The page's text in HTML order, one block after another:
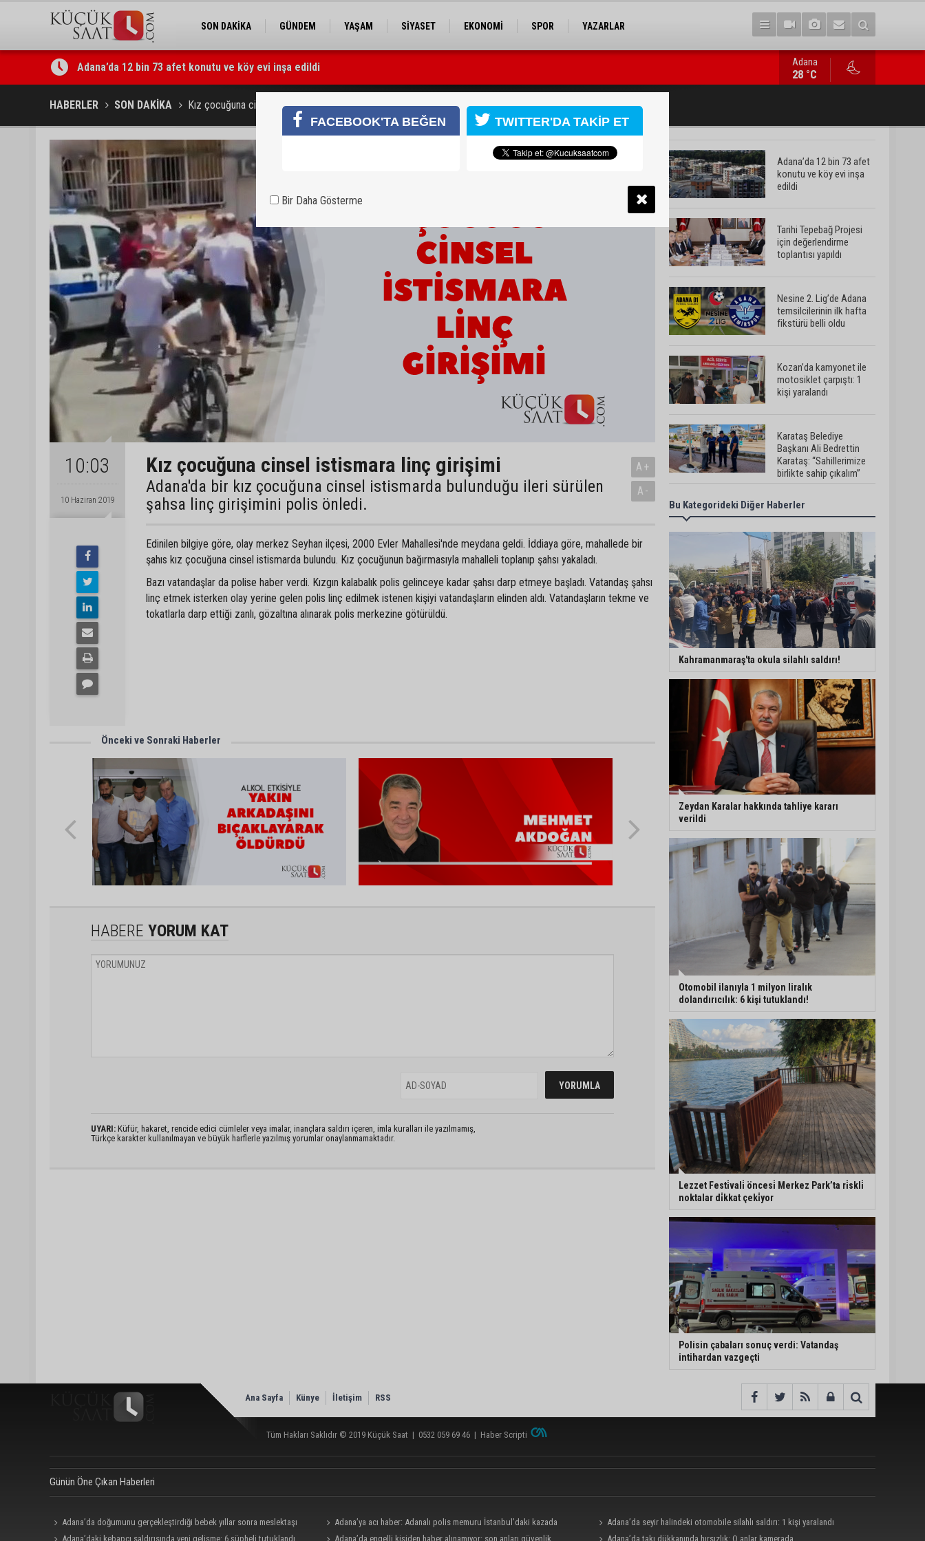
SON DAKİKA GÜNDEM YAŞAM SİYASET EKONOMİ SPOR YAZARLAR
Adana’da 12 bin 73 afet konutu ve köy evi inşa edildi
Tarihi Tepebağ Projesi için değerlendirme toplantısı yapıldı
Nesine 2. Lig’de Adana temsilcilerinin ilk hafta fikstürü belli
Adana
28 °C
HABERLER SON DAKİKA Kız çocuğuna cinsel istismara linç girişimi
10:03
10 Haziran 2019
Kız çocuğuna cinsel istismara linç girişimi
Adana'da bir kız çocuğuna cinsel istismarda bulunduğu ileri sürülen
şahsa linç girişimini polis önledi.
A+
A-
Edinilen bilgiye göre, olay merkez Seyhan ilçesi, 2000 Evler Mahallesi'nde meydana geldi. İddiaya göre, mahallede bir
şahıs kız çocuğuna cinsel istismarda bulundu. Kız çocuğunun bağırmasıyla mahalleli toplanıp şahsı yakaladı.
Bazı vatandaşlar da polise haber verdi. Kızgın kalabalık polis gelinceye kadar şahsı darp etmeye başladı. Vatandaş şahsı
linç etmek isterken olay yerine gelen polis linç edilmek istenen kişiyi vatandaşların elinden aldı. Vatandaşların tekme ve
tokatlarla darp ettiği zanlı, gözaltına alınarak polis merkezine götürüldü.
Önceki ve Sonraki Haberler
HABERE YORUM KAT
UYARI: Küfür, hakaret, rencide edici cümleler veya imalar, inançlara saldırı içeren, imla kuralları ile yazılmamış,
Türkçe karakter kullanılmayan ve büyük harflerle yazılmış yorumlar onaylanmamaktadır.
Adana’da 12 bin 73 afet
konutu ve köy evi inşa
edildi
Tarihi Tepebağ Projesi
için değerlendirme
toplantısı yapıldı
Nesine 2. Lig’de Adana
temsilcilerinin ilk hafta
fikstürü belli oldu
Kozan’da kamyonet ile
motosiklet çarpıştı: 1
kişi yaralandı
Karataş Belediye
Başkanı Ali Bedrettin
Karataş: “Sahillerimize
birlikte sahip çıkalım”
Pozantı’da İlçe
Jandarma Komutanlığı
ekipleri vatandaşları
dijital dolandırıcılığa
Adana Lezzet Festivali
için stratejik hazırlık
toplantısı yapıldı
Adana’da 478 yıllık
Kemeraltı Camii’nde
sprey boya krizi:
Vatandaşlar denetimlerin
artırılmasını istedi
Adana’ya acı haber:
Adanalı polis memuru
İstanbul’daki kazada
hayatını kaybetti
Feke Belediyesi’nden
Çondu Mahallesi’nde yol
çalışması
Bu Kategorideki Diğer Haberler
Kahramanmaraş'ta okula silahlı saldırı!
Zeydan Karalar hakkında tahliye kararı
verildi
Otomobil ilanıyla 1 milyon liralık
dolandırıcılık: 6 kişi tutuklandı!
Lezzet Festi̇vali̇ öncesi̇ Merkez Park’ta ri̇skli̇
noktalar di̇kkat çeki̇yor
Polisin çabaları sonuç verdi: Vatandaş
intihardan vazgeçti
Ana Sayfa Künye İletişim RSS
Tüm Hakları Saklıdır © 2019 Küçük Saat | 0532 059 69 46 | Haber Scripti
Günün Öne Çıkan Haberleri
Adana’da doğumunu gerçekleştirdiği bebek yıllar sonra meslektaşı
oldu: “Bu çok gurur verici”
Adana’ya acı haber: Adanalı polis memuru İstanbul’daki kazada
hayatını kaybetti
Adana’da seyir halindeki otomobile silahlı saldırı: 1 kişi yaralandı
Adana’daki kebapçı saldırısında yeni gelişme: 6 şüpheli tutuklandı
Adana’da engelli kişiden haber alınamıyor: son anları güvenlik Adana’da takı dükkanında hırsızlık: O anlar kamerada
FACEBOOK'TA BEĞEN TWITTER'DA TAKİP ET
Bir Daha Gösterme